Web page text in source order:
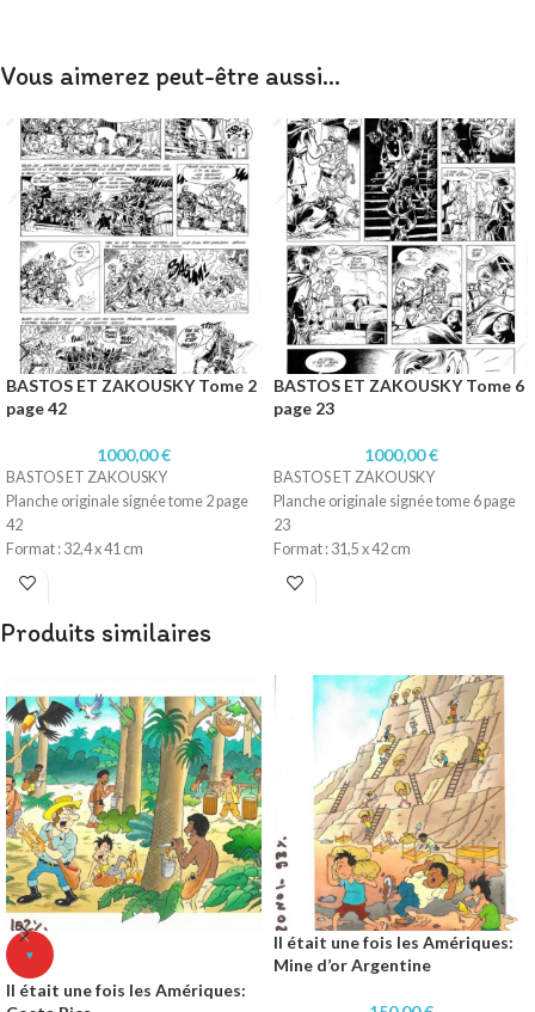
Vous aimerez peut-être aussi…
BASTOS ET ZAKOUSKY Tome 2
page 42
1000,00€
BASTOS ET ZAKOUSKY
Planche originale signée tome 2 page
42
Format : 32,4 x 41 cm
Technique : Encre de chine
BASTOS ET ZAKOUSKY Tome 6
page 23
1000,00€
BASTOS ET ZAKOUSKY
Planche originale signée tome 6 page
23
Format : 31,5 x 42 cm
Technique : Encre de chine
Produits similaires
♥
Il était une fois les Amériques:
Il était une fois les Amériques:
Mine d’or Argentine